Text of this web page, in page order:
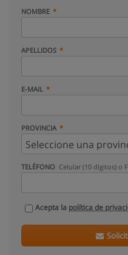
NOMBRE
APELLIDOS
E-MAIL
PROVINCIA
TELÉFONO Celular (10 dígitos) o
Acepta la política de